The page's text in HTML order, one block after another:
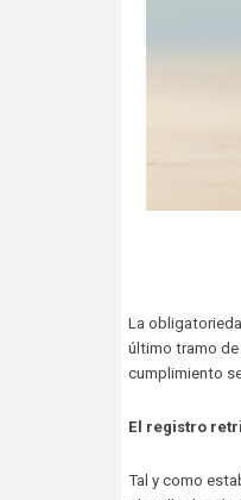
La
último tramo de
cumplimiento
El registro
Tal y como